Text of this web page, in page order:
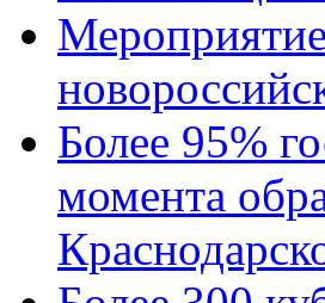
Более 95%
момента